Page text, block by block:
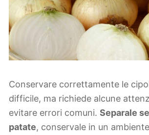
Conservare correttamente le
difficile, ma richiede alcune
evitare errori comuni. Separale
patate, conservale in un